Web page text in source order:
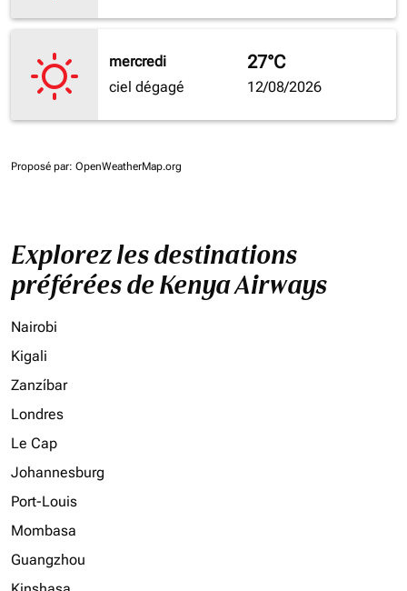
mercredi
ciel dégagé
27°C
12/08/2026
Proposé par: OpenWeatherMap.org
Explorez les destinations
préférées de Kenya Airways
Nairobi
Kigali
Zanzíbar
Londres
Le Cap
Johannesburg
Port-Louis
Mombasa
Guangzhou